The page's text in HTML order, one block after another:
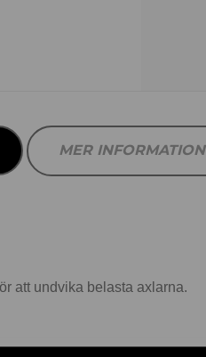
MER INFORMATION
att undvika belasta axlarna.